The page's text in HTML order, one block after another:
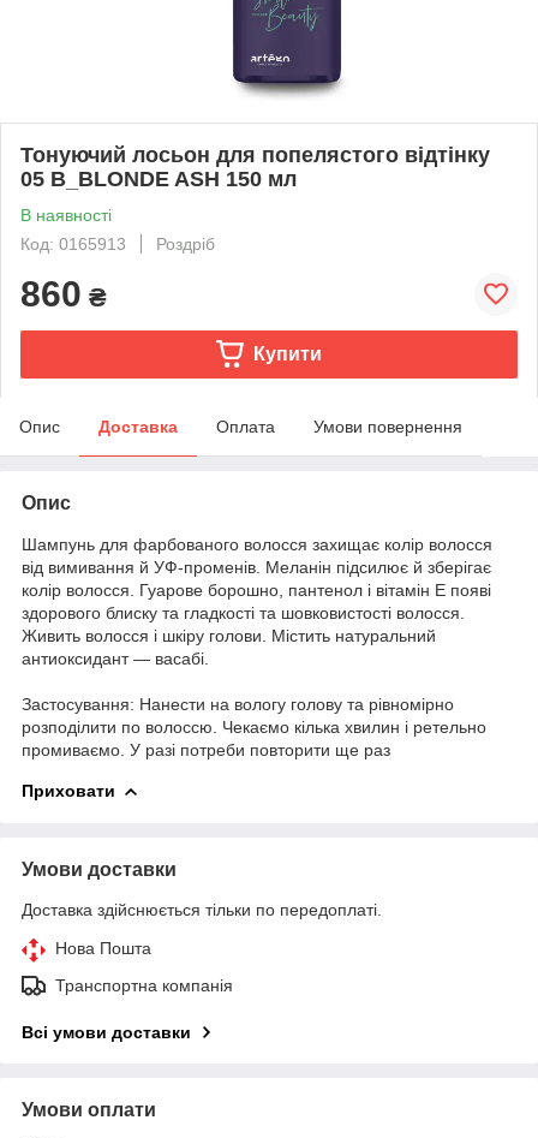
Тонуючий лосьон для попелястого відтінку
05 B_BLONDE ASH 150 мл
В наявності
Код: 0165913
Роздріб
860 ₴
Купити
Опис Доставка Оплата Умови повернення
Опис
Шампунь для фарбованого волосся захищає колір волосся
від вимивання й УФ-променів. Меланін підсилює й зберігає
колір волосся. Гуарове борошно, пантенол і вітамін Е появі
здорового блиску та гладкості та шовковистості волосся.
Живить волосся і шкіру голови. Містить натуральний
антиоксидант — васабі.
Застосування: Нанести на вологу голову та рівномірно
розподілити по волоссю. Чекаємо кілька хвилин і ретельно
промиваємо. У разі потреби повторити ще раз
Приховати
Умови доставки
Доставка здійснюється тільки по передоплаті.
Нова Пошта
Транспортна компанія
Всі умови доставки
Умови оплати